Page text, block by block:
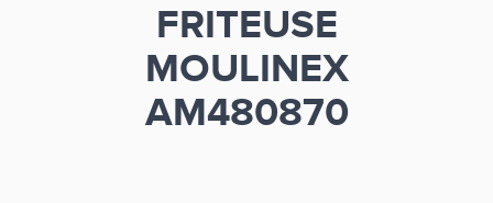
FRITEUSE
MOULINEX
AM480870